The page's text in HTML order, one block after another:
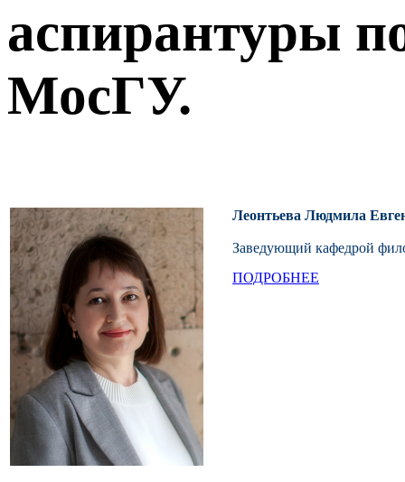
аспирантуры
МосГУ.
Леонтьева Людмила
Заведующий кафедрой
ПОДРОБНЕЕ